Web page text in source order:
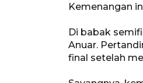
Kemenangan
Di babak
Anuar.
final setelah